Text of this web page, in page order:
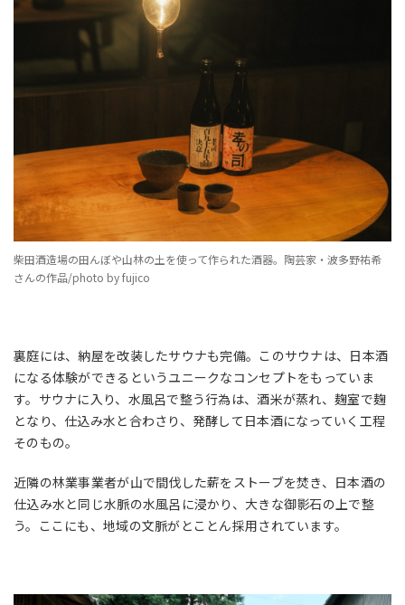
柴田酒造場の田んぼや山林の土を使って作られた酒器。陶芸家・波多野祐希
さんの作品/photo by fujico
裏庭には、納屋を改装したサウナも完備。このサウナは、日本酒
になる体験ができるというユニークなコンセプトをもっていま
す。サウナに入り、水風呂で整う行為は、酒米が蒸れ、麹室で麹
となり、仕込み水と合わさり、発酵して日本酒になっていく工程
そのもの。
近隣の林業事業者が山で間伐した薪をストーブを焚き、日本酒の
仕込み水と同じ水脈の水風呂に浸かり、大きな御影石の上で整
う。ここにも、地域の文脈がとことん採用されています。